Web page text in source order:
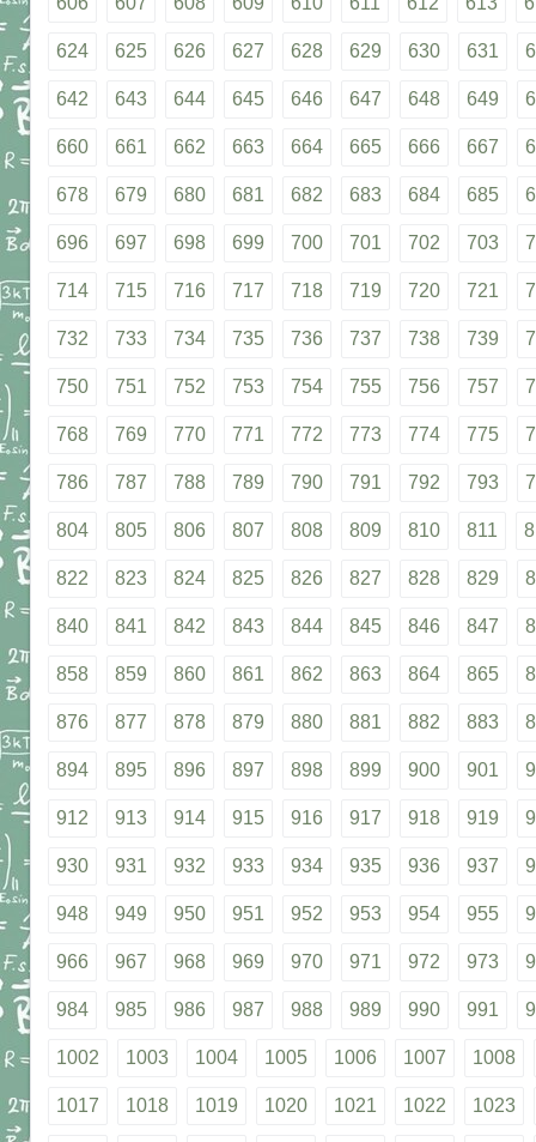
624 625 626 627 628 629 630 631
642 643 644 645 646 647 648 649
660 661 662 663 664 665 666 667
678 679 680 681 682 683 684 685
696 697 698 699 700 701 702 703
714 715 716 717 718 719 720 721
732 733 734 735 736 737 738 739
750 751 752 753 754 755 756 757
768 769 770 771 772 773 774 775
786 787 788 789 790 791 792 793
804 805 806 807 808 809 810 811
822 823 824 825 826 827 828 829
840 841 842 843 844 845 846 847
858 859 860 861 862 863 864 865
876 877 878 879 880 881 882 883
894 895 896 897 898 899 900 901
912 913 914 915 916 917 918 919
930 931 932 933 934 935 936 937
948 949 950 951 952 953 954 955
966 967 968 969 970 971 972 973
984 985 986 987 988 989 990 991
1002 1003 1004 1005 1006 1007 1008
1017 1018 1019 1020 1021 1022 1023